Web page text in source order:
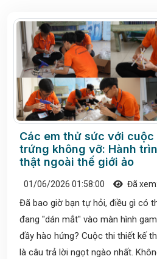
Các em thử sức với
trứng không vỡ: Hành
thật ngoài thế giới ảo
01/06/2026 01:58:00 Đã
Đã bao giờ bạn tự hỏi, điều gì có
đang "dán mắt" vào màn hình
đầy hào hứng? Cuộc thi thiết kế
là câu trả lời ngọt ngào nhất.